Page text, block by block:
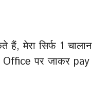
मेरा सिर्फ 1 चालान
पर जाकर pay